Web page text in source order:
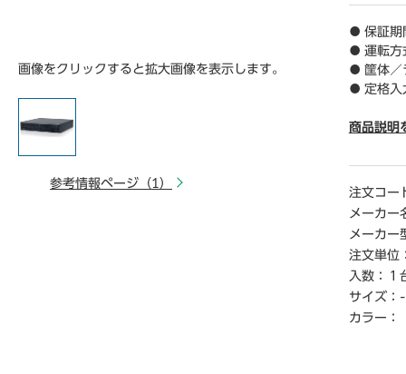
画像をクリックすると拡大画像を表示します。
参考情報ページ（1）
● 保証期
● 運転方
● 筐体／
● 定格入
V設定時
定です。
● 定格入
● 入力相
● 定格出
● 定格出
● 出力相
● 出力コ
● 出力コ
商品説明
注文コー
メーカー
メーカー
注文単位
入数：
１
サイズ： -
カラー：